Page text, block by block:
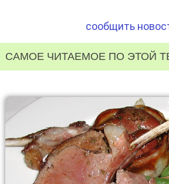
сообщить
САМОЕ ЧИТАЕМОЕ ПО ЭТОЙ